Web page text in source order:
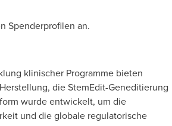
Spenderprofilen an.
klinischer Programme bieten
die StemEdit-Geneditierung
wurde entwickelt, um die
und die globale regulatorische